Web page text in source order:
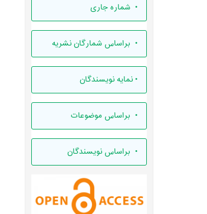
• شماره جاری
• براساس شمارگان نشریه
•نمایه نویسندگان
• براساس موضوعات
• براساس نویسندگان